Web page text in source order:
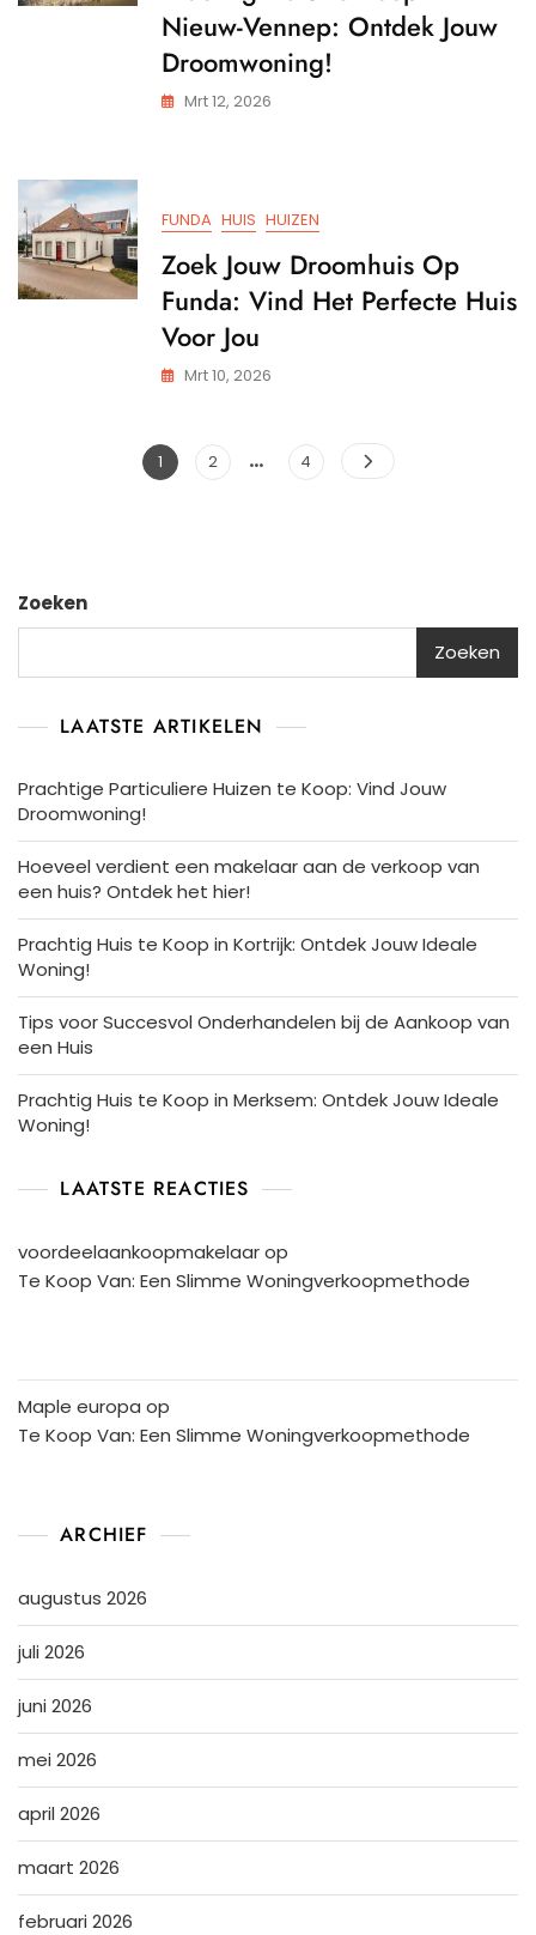
Nieuw-Vennep: Ontdek Jouw
Droomwoning!
Mrt 12, 2026
FUNDA HUIS HUIZEN
Zoek Jouw Droomhuis Op
Funda: Vind Het Perfecte Huis
Voor Jou
Mrt 10, 2026
Berichtnavigatie
Pagina
1 Pagina
2 … Pagina
4
Zoeken
Zoeken
LAATSTE ARTIKELEN
Prachtige Particuliere Huizen te Koop: Vind Jouw
Droomwoning!
Hoeveel verdient een makelaar aan de verkoop van
een huis? Ontdek het hier!
Prachtig Huis te Koop in Kortrijk: Ontdek Jouw Ideale
Woning!
Tips voor Succesvol Onderhandelen bij de Aankoop van
een Huis
Prachtig Huis te Koop in Merksem: Ontdek Jouw Ideale
Woning!
LAATSTE REACTIES
voordeelaankoopmakelaarop
Te Koop Van: Een Slimme Woningverkoopmethode
Maple europa op
Te Koop Van: Een Slimme Woningverkoopmethode
ARCHIEF
augustus 2026
juli 2026
juni 2026
mei 2026
april 2026
maart 2026
februari 2026